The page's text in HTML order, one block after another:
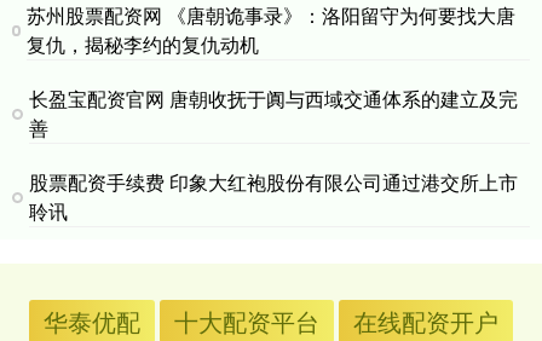
苏州股票配资网 《唐朝诡事录》：洛阳留守为何要找大唐
复仇，揭秘李约的复仇动机
长盈宝配资官网 唐朝收抚于阗与西域交通体系的建立及完
善
股票配资手续费 印象大红袍股份有限公司通过港交所上市
聆讯
华泰优配 十大配资平台
在线配资开户